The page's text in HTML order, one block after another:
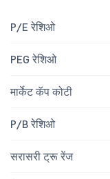
P/E रेशिओ
PEG रेशिओ
मार्केट कॅप कोटी
P/B रेशिओ
सरासरी ट्रू रेंज